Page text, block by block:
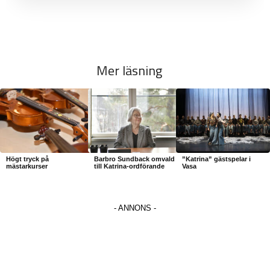
Mer läsning
Högt tryck på
mästarkurser
Barbro Sundback omvald
till Katrina-ordförande
”Katrina” gästspelar i
Vasa